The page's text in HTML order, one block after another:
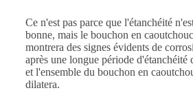
Ce n'est pas parce que l'étanchéité
bonne, mais le bouchon en caoutchouc
montrera des signes évidents de
après une longue période d'étanchéité
et l'ensemble du bouchon en
dilatera.